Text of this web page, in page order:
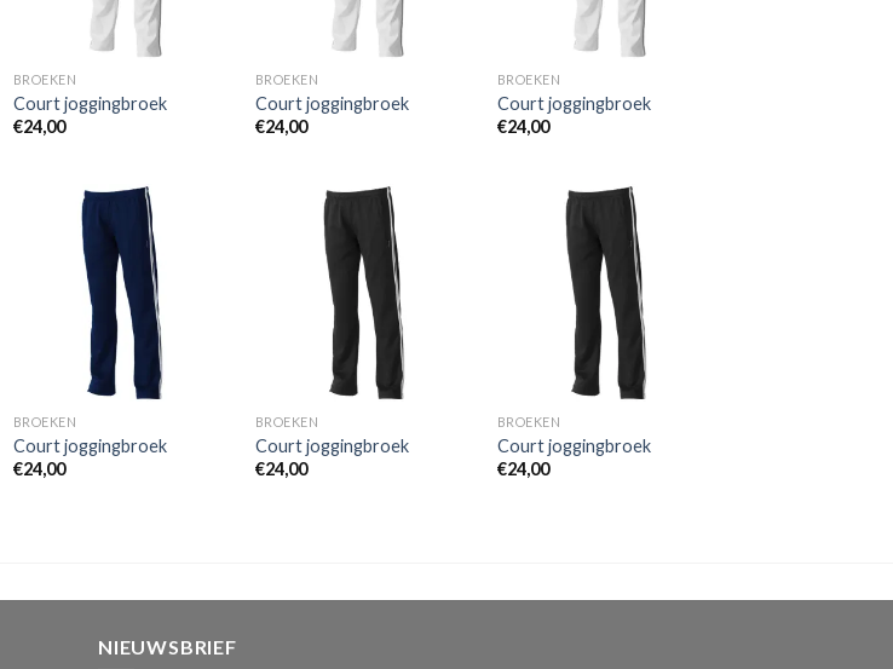
BROEKEN
Court joggingbroek
€24,00
BROEKEN
Court joggingbroek
€24,00
BROEKEN
Court joggingbroek
€24,00
Toevoegen
wenslijst
BROEKEN
Court joggingbroek
€24,00
Toevoegen
wenslijst
BROEKEN
Court joggingbroek
€24,00
Toevoegen
wenslijst
BROEKEN
Court joggingbroek
€24,00
NIEUWSBRIEF